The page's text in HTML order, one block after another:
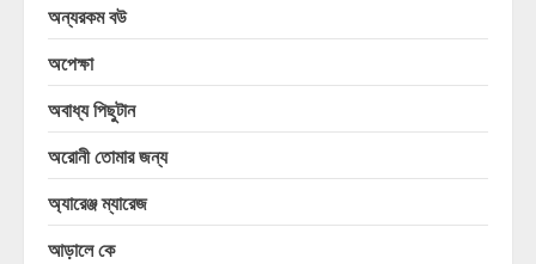
অন্যরকম বউ
অপেক্ষা
অবাধ্য পিছুটান
অরোনী তোমার জন্য
অ্যারেঞ্জ ম্যারেজ
আড়ালে কে